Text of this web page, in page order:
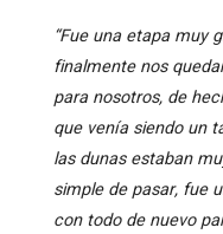
“Fue una etapa muy
finalmente nos
para nosotros, de
que venía siendo un
las dunas estaban
simple de pasar, fue
con todo de nuevo